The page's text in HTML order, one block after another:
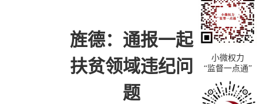
旌德：通报一起
扶贫领域违纪问
题
小微权力
“监督一点通”